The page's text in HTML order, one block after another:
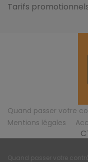
Tarifs
Quand passer votre
Mentions légales
Quand passer votre